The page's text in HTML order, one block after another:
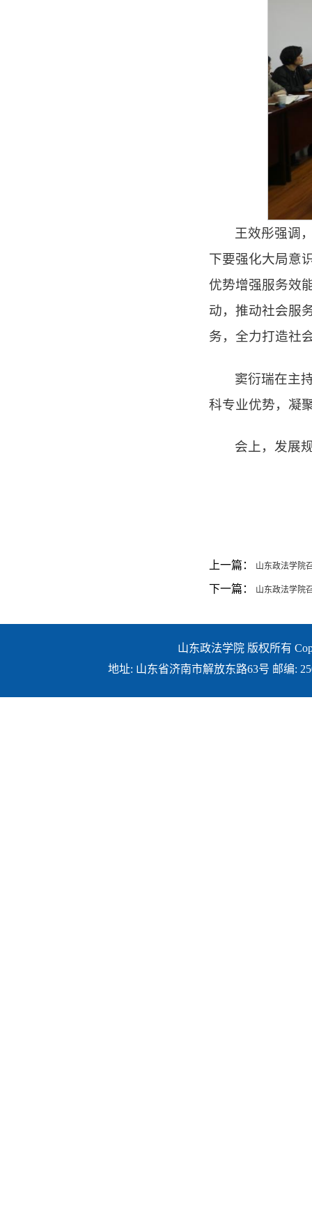
王效彤强调
下要强化大局意
优势增强服务效
动，推动社会服
务，全力打造社
窦衍瑞在主
科专业优势，凝
会上，发展
上一篇： 山东政法学院
下一篇： 山东政法学院
山东政法学院 版权所有
地址: 山东省济南市解放东路63号 邮编: